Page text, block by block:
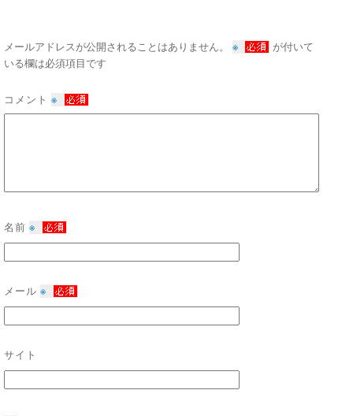
メールアドレスが公開されることはありません。 ※
が付いて
いる欄は必須項目です
コメント ※
名前 ※
メール ※
サイト